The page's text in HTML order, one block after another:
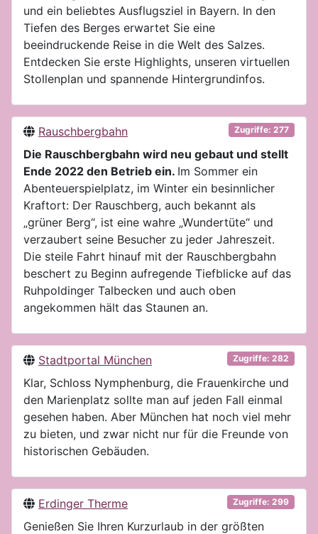
und ein beliebtes Ausflugsziel in Bayern. In den
Tiefen des Berges erwartet Sie eine
beeindruckende Reise in die Welt des Salzes.
Entdecken Sie erste Highlights, unseren virtuellen
Stollenplan und spannende Hintergrundinfos.
Rauschbergbahn Zugriffe: 277
Die Rauschbergbahn wird neu gebaut und stellt
Ende 2022 den Betrieb ein. Im Sommer ein
Abenteuerspielplatz, im Winter ein besinnlicher
Kraftort: Der Rauschberg, auch bekannt als
„grüner Berg“, ist eine wahre „Wundertüte“ und
verzaubert seine Besucher zu jeder Jahreszeit.
Die steile Fahrt hinauf mit der Rauschbergbahn
beschert zu Beginn aufregende Tiefblicke auf das
Ruhpoldinger Talbecken und auch oben
angekommen hält das Staunen an.
Stadtportal München Zugriffe: 282
Klar, Schloss Nymphenburg, die Frauenkirche und
den Marienplatz sollte man auf jeden Fall einmal
gesehen haben. Aber München hat noch viel mehr
zu bieten, und zwar nicht nur für die Freunde von
historischen Gebäuden.
Erdinger Therme Zugriffe: 299
Genießen Sie Ihren Kurzurlaub in der größten